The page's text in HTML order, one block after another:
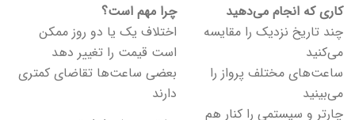
کاری که انجام می‌دهید
چرا مهم است؟
چند تاریخ نزدیک را مقایسه
می‌کنید
اختلاف یک یا دو روز ممکن
است قیمت را تغییر دهد
ساعت‌های مختلف پرواز را
می‌بینید
بعضی ساعت‌ها تقاضای کمتری
دارند
چارتر و سیستمی را کنار هم